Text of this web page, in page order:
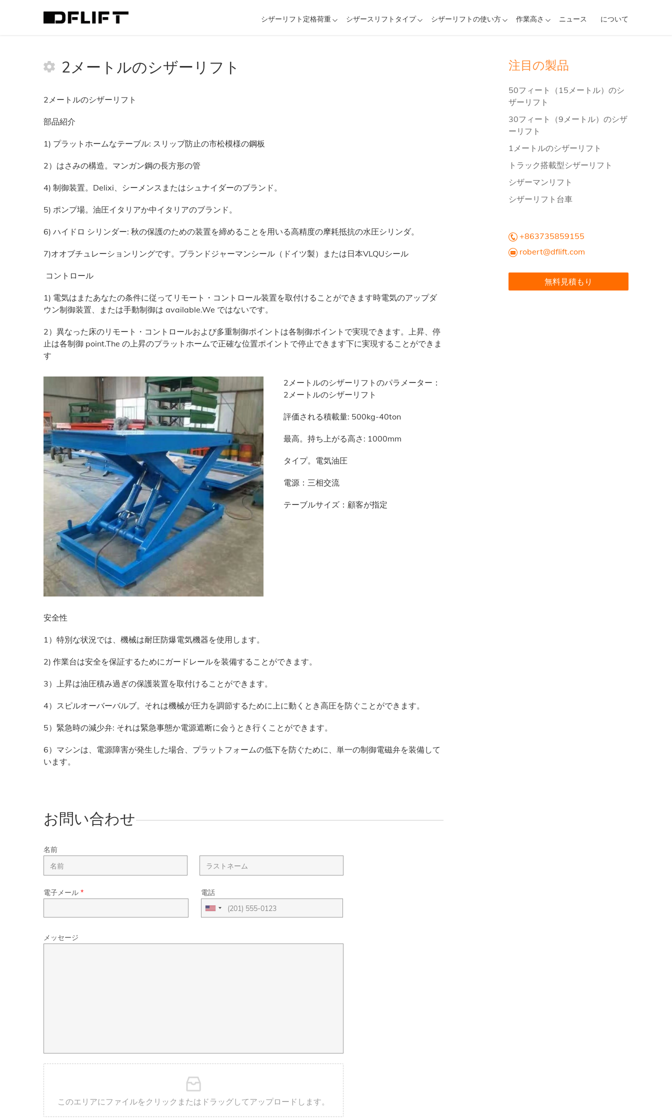
シザーリフト定格荷重 シザースリフトタイプ シザーリフトの使い方 作業高さ ニュース について
> 作業高さ >
2メートルのシザーリフト
2メートルのシザーリフト
部品紹介
1) プラットホームなテーブル: スリップ防止の市松模様の鋼板
2）はさみの構造。マンガン鋼の長方形の管
4) 制御装置。Delixi、シーメンスまたはシュナイダーのブランド。
5) ポンプ場。油圧イタリアか中イタリアのブランド。
6) ハイドロ シリンダー: 秋の保護のための装置を締めることを用いる高精度の摩耗抵抗の水圧シリンダ。
7)オオブチュレーションリングです。ブランドジャーマンシール（ドイツ製）または日本VLQUシール
コントロール
1) 電気はまたあなたの条件に従ってリモート・コントロール装置を取付けることができます時電気のアップダ
ウン制御装置、または手動制御は available.We ではないです。
2）異なった床のリモート・コントロールおよび多重制御ポイントは各制御ポイントで実現できます。上昇、停
止は各制御 point.The の上昇のプラットホームで正確な位置ポイントで停止できます下に実現することができま
す
2メートルのシザーリフトのパラメーター：
2メートルのシザーリフト
評価される積載量: 500kg-40ton
最高。持ち上がる高さ: 1000mm
タイプ。電気油圧
電源：三相交流
テーブルサイズ：顧客が指定
安全性
1）特別な状況では、機械は耐圧防爆電気機器を使用します。
2) 作業台は安全を保証するためにガードレールを装備することができます。
3）上昇は油圧積み過ぎの保護装置を取付けることができます。
4）スピルオーバーバルブ。それは機械が圧力を調節するために上に動くとき高圧を防ぐことができます。
5）緊急時の減少弁: それは緊急事態か電源遮断に会うとき行くことができます。
6）マシンは、電源障害が発生した場合、プラットフォームの低下を防ぐために、単一の制御電磁弁を装備して
います。
お問い合わせ
名前
電子メール * 電話
メッセージ
このエリアにファイルをクリックまたはドラッグしてアップロードします。
注目の製品
50フィート（15メートル）のシ
ザーリフト
30フィート（9メートル）のシザ
ーリフト
1メートルのシザーリフト
トラック搭載型シザーリフト
シザーマンリフト
シザーリフト台車
+863735859155
robert@dflift.com
無料見積もり